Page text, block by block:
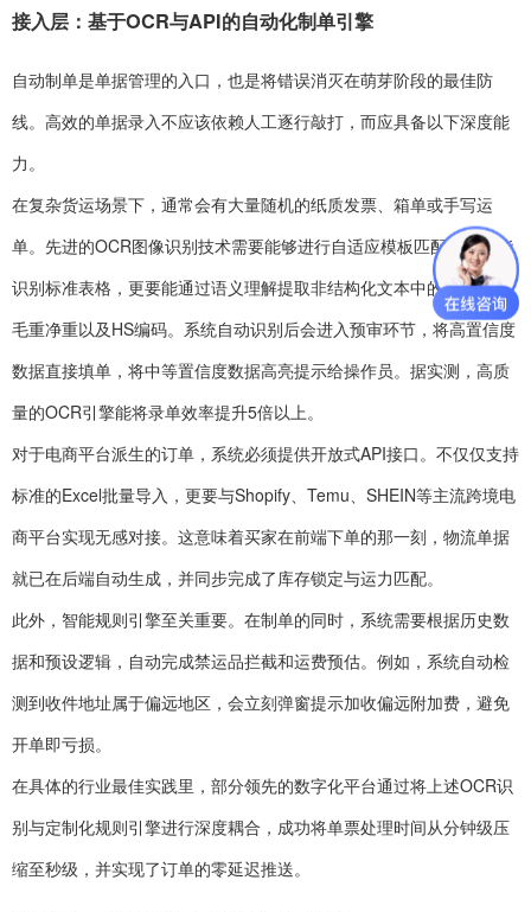
接入层：基于OCR与API的自动化制单引擎
自动制单是单据管理的入口，也是将错误消灭在萌芽阶段的最佳防
线。高效的单据录入不应该依赖人工逐行敲打，而应具备以下深度能
力。
在复杂货运场景下，通常会有大量随机的纸质发票、箱单或手写运
单。先进的OCR图像识别技术需要能够进行自适应模板匹配，不仅能
识别标准表格，更要能通过语义理解提取非结构化文本中的发票号、
毛重净重以及HS编码。系统自动识别后会进入预审环节，将高置信度
数据直接填单，将中等置信度数据高亮提示给操作员。据实测，高质
量的OCR引擎能将录单效率提升5倍以上。
对于电商平台派生的订单，系统必须提供开放式API接口。不仅仅支持
标准的Excel批量导入，更要与Shopify、Temu、SHEIN等主流跨境电
商平台实现无感对接。这意味着买家在前端下单的那一刻，物流单据
就已在后端自动生成，并同步完成了库存锁定与运力匹配。
此外，智能规则引擎至关重要。在制单的同时，系统需要根据历史数
据和预设逻辑，自动完成禁运品拦截和运费预估。例如，系统自动检
测到收件地址属于偏远地区，会立刻弹窗提示加收偏远附加费，避免
开单即亏损。
在具体的行业最佳实践里，部分领先的数字化平台通过将上述OCR识
别与定制化规则引擎进行深度耦合，成功将单票处理时间从分钟级压
缩至秒级，并实现了订单的零延迟推送。